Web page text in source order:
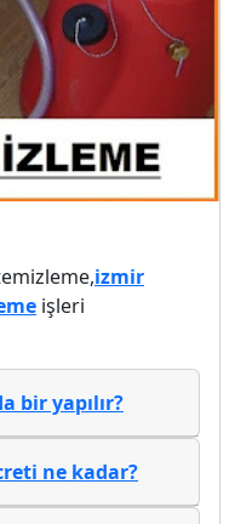
izmir
işleri
bir yapılır?
ne kadar?